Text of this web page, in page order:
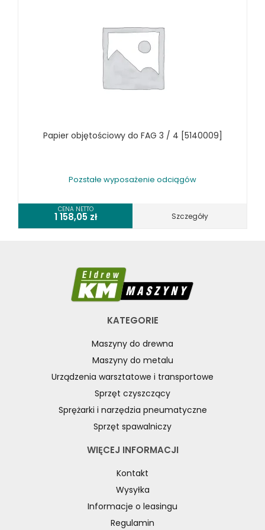
Papier objętościowy do FAG 3 / 4 [5140009]
Pozstałe wyposażenie odciągów
CENA NETTO
1 158,05 zł Szczegóły
KATEGORIE
Maszyny do drewna
Maszyny do metalu
Urządzenia warsztatowe i transportowe
Sprzęt czyszczący
Sprężarki i narzędzia pneumatyczne
Sprzęt spawalniczy
WIĘCEJ INFORMACJI
Kontakt
Wysyłka
Informacje o leasingu
Regulamin